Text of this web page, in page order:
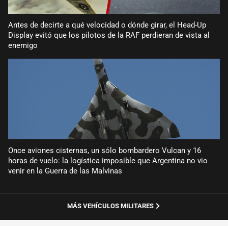
Antes de decirte a qué velocidad o dónde girar, el Head-Up
Display evitó que los pilotos de la RAF perdieran de vista al
enemigo
Once aviones cisternas, un sólo bombardero Vulcan y 16
horas de vuelo: la logística imposible que Argentina no vio
venir en la Guerra de las Malvinas
MÁS VEHÍCULOS MILITARES